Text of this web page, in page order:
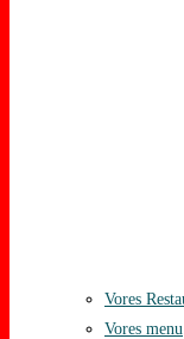
Vores
Vores menu